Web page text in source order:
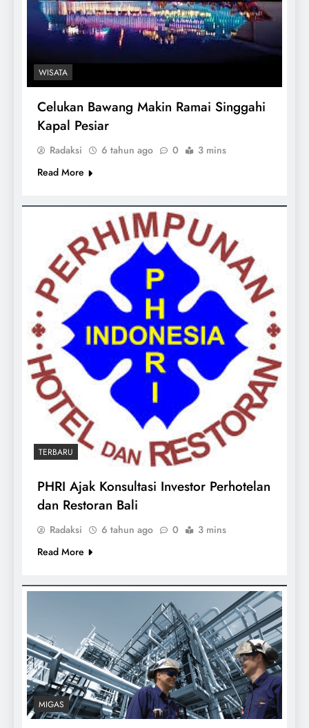
WISATA
Celukan Bawang Makin Ramai Singgahi
Kapal Pesiar
Radaksi 6 tahun ago 0
3 mins
Read More
TERBARU
PHRI Ajak Konsultasi Investor Perhotelan
dan Restoran Bali
Radaksi 6 tahun ago 0
3 mins
Read More
MIGAS